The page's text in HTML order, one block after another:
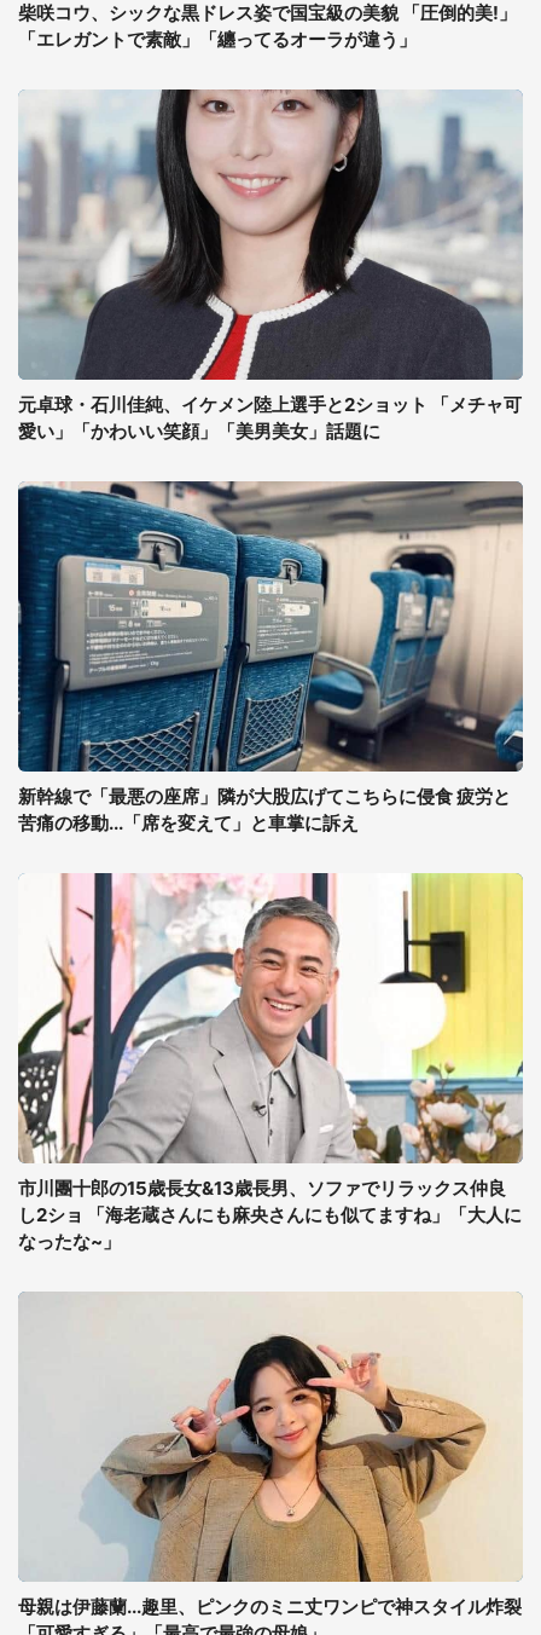
柴咲コウ、シックな黒ドレス姿で国宝級の美貌 「圧倒的美!」
「エレガントで素敵」「纏ってるオーラが違う」
元卓球・石川佳純、イケメン陸上選手と2ショット 「メチャ可
愛い」「かわいい笑顔」「美男美女」話題に
新幹線で「最悪の座席」隣が大股広げてこちらに侵食 疲労と
苦痛の移動...「席を変えて」と車掌に訴え
市川團十郎の15歳長女&13歳長男、ソファでリラックス仲良
し2ショ 「海老蔵さんにも麻央さんにも似てますね」「大人に
なったな~」
母親は伊藤蘭...趣里、ピンクのミニ丈ワンピで神スタイル炸裂